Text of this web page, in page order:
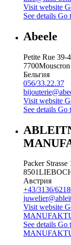
Visit website
See details Go
Abeele
Petite Rue 39-
7700Mouscron
Бельгия
056/33.22.37
Visit website
See details Go
Packer Strasse
8501
Австрия
+43/3136/
Visit website
See details Go